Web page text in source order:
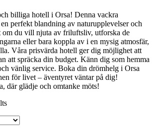
billiga hotell i Orsa! Denna vackra
perfekt blandning av naturupplevelser och
om du vill njuta av friluftsliv, utforska de
eller bara koppla av i en mysig atmosfär,
Våra prisvärda hotell ger dig möjlighet att
att spräcka din budget. Känn dig som hemma
vänlig service. Boka din drömhelg i Orsa
för livet – äventyret väntar på dig!
där glädje och omtanke möts!